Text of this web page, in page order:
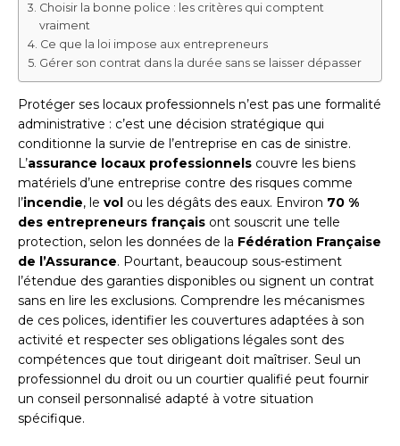
Choisir la bonne police : les critères qui comptent
vraiment
Ce que la loi impose aux entrepreneurs
Gérer son contrat dans la durée sans se laisser dépasser
Protéger ses locaux professionnels n’est pas une formalité
administrative : c’est une décision stratégique qui
conditionne la survie de l’entreprise en cas de sinistre.
L’assurance locaux professionnels couvre les biens
matériels d’une entreprise contre des risques comme
l’incendie, le vol ou les dégâts des eaux. Environ 70 %
des entrepreneurs français ont souscrit une telle
protection, selon les données de la Fédération Française
de l’Assurance. Pourtant, beaucoup sous-estiment
l’étendue des garanties disponibles ou signent un contrat
sans en lire les exclusions. Comprendre les mécanismes
de ces polices, identifier les couvertures adaptées à son
activité et respecter ses obligations légales sont des
compétences que tout dirigeant doit maîtriser. Seul un
professionnel du droit ou un courtier qualifié peut fournir
un conseil personnalisé adapté à votre situation
spécifique.